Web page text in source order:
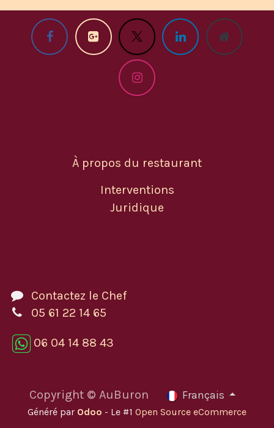
À propos du restaurant
Interventions
Juridique
Contactez le Chef
05 61 22 14 65
06 04 14 88 43
Copyright © AuBuron Français
Généré par Odoo - Le #1 Open Source eCommerce